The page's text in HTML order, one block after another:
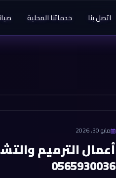
اتصل بنا خدماتنا المحلية
مايو 30, 2026
أعمال الترميم
0565930036